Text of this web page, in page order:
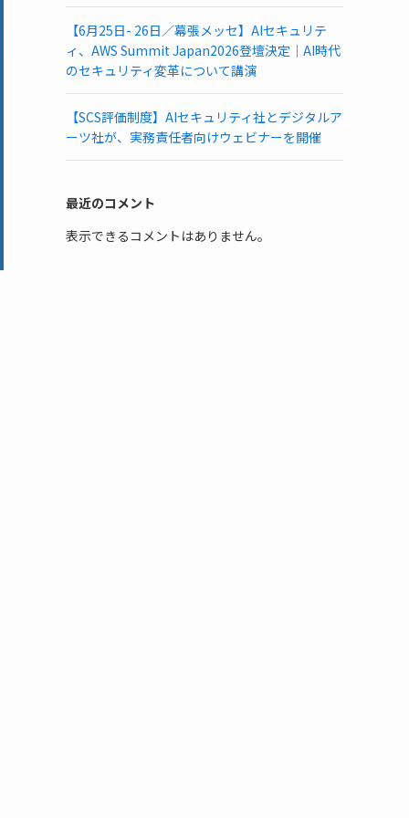
【6月25日- 26日／幕張メッセ】AIセキュリテ
ィ、AWS Summit Japan2026登壇決定｜AI時代
のセキュリティ変革について講演
【SCS評価制度】AIセキュリティ社とデジタルア
ーツ社が、実務責任者向けウェビナーを開催
最近のコメント
表示できるコメントはありません。